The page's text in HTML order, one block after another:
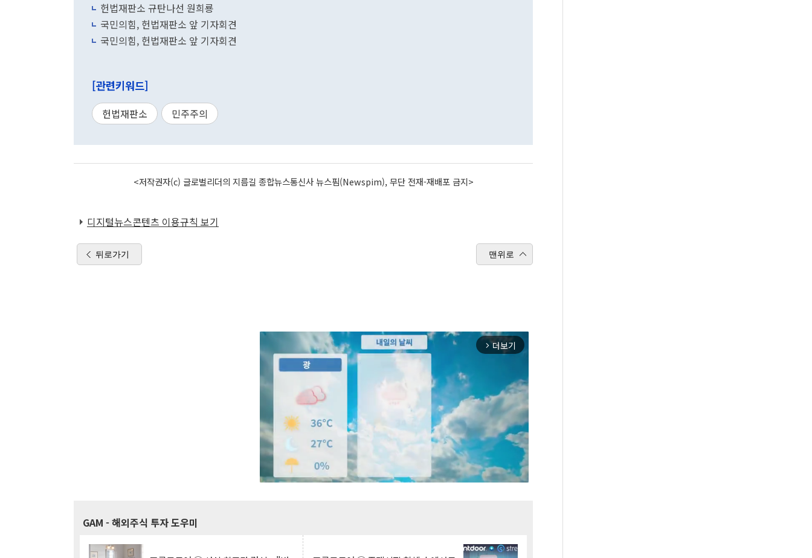
헌법재판소 규탄나선 원희룡
국민의힘, 헌법재판소 앞 기자회견
국민의힘, 헌법재판소 앞 기자회견
[관련키워드]
헌법재판소 민주주의
<저작권자(c) 글로벌리더의 지름길 종합뉴스통신사 뉴스핌(Newspim), 무단 전재-재배포 금지>
디지털뉴스콘텐츠 이용규칙 보기
뒤로가기 맨위로
arrow_forward_ios 더보기
GAM - 해외주식 투자 도우미